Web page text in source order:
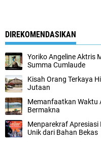
DIREKOMENDASIKAN
Yoriko Angeline Aktris
Summa Cumlaude
Kisah Orang Terkaya
Jutaan
Memanfaatkan Waktu
Bermakna
Menparekraf Apresiasi
Unik dari Bahan Bekas